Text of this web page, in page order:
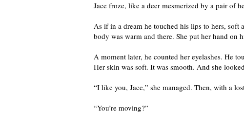
Jace froze, like a deer mesmerized by a pair of
As if in a dream he touched his lips to hers, soft
body was warm and there. She put her hand on
A moment later, he counted her eyelashes. He
Her skin was soft. It was smooth. And she
“I like you, Jace,” she managed. Then, with a
“You’re moving?”